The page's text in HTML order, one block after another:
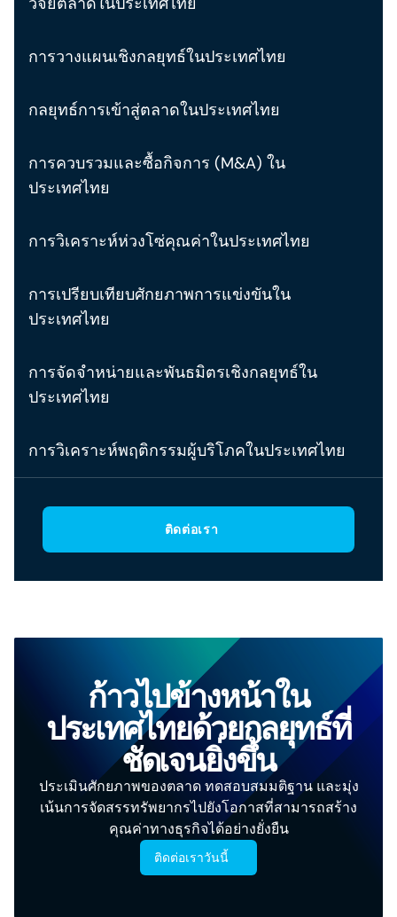
การวางแผนเชิงกลยุทธ์ในประเทศไทย
กลยุทธ์การเข้าสู่ตลาดในประเทศไทย
การควบรวมและซื้อกิจการ (M&A) ใน
ประเทศไทย
การวิเคราะห์ห่วงโซ่คุณค่าในประเทศไทย
การเปรียบเทียบศักยภาพการแข่งขันใน
ประเทศไทย
การจัดจำหน่ายและพันธมิตรเชิงกลยุทธ์ใน
ประเทศไทย
การวิเคราะห์พฤติกรรมผู้บริโภคในประเทศไทย
ติดต่อเรา
ก้าวไปข้างหน้าใน
ประเทศไทยด้วยกลยุทธ์ที่
ชัดเจนยิ่งขึ้น
ประเมินศักยภาพของตลาด ทดสอบสมมติฐาน และมุ่ง
เน้นการจัดสรรทรัพยากรไปยังโอกาสที่สามารถสร้าง
คุณค่าทางธุรกิจได้อย่างยั่งยืน
ติดต่อเราวันนี้